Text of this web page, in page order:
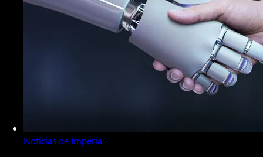
Noticias de Imperia